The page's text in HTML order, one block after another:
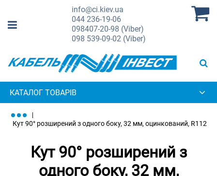
info@ci.kiev.ua
044236-19-06
098407-20-98 (Viber)
098 539-09-02 (Viber)
КАТАЛОГ ТОВАРІВ
Кут 90° розширений з одного боку, 32 мм, оцинкований, R112
Кут 90° розширений з
одного боку, 32 мм,